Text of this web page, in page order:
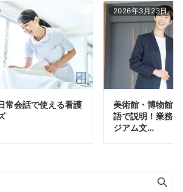
常会話で使える看護
2026年3月23日
美術館・博物館
語で説明！業務
ジアム文…